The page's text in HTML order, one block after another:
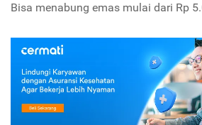
Bisa menabung emas mulai dari Rp